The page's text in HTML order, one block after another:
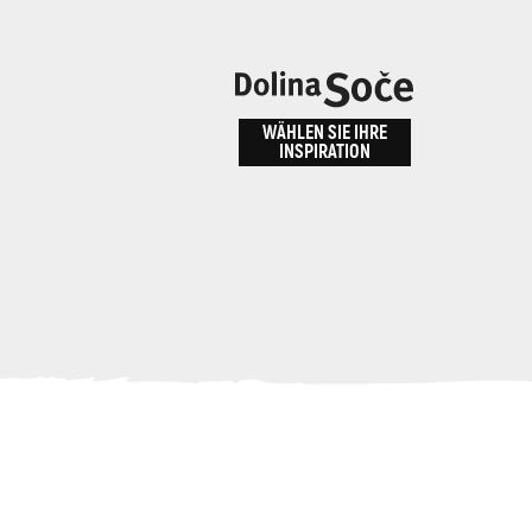
WÄHLEN SIE IHRE
INSPIRATION